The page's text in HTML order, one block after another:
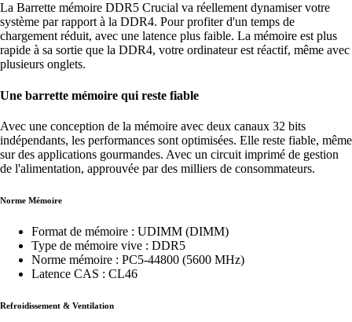
La Barrette mémoire DDR5 Crucial va réellement dynamiser votre
système par rapport à la DDR4. Pour profiter d'un temps de
chargement réduit, avec une latence plus faible. La mémoire est plus
rapide à sa sortie que la DDR4, votre ordinateur est réactif, même avec
plusieurs onglets.
Une barrette mémoire qui reste fiable
Avec une conception de la mémoire avec deux canaux 32 bits
indépendants, les performances sont optimisées. Elle reste fiable, même
sur des applications gourmandes. Avec un circuit imprimé de gestion
de l'alimentation, approuvée par des milliers de consommateurs.
Norme Mémoire
Format de mémoire : UDIMM (DIMM)
Type de mémoire vive : DDR5
Norme mémoire : PC5-44800 (5600 MHz)
Latence CAS : CL46
Refroidissement & Ventilation